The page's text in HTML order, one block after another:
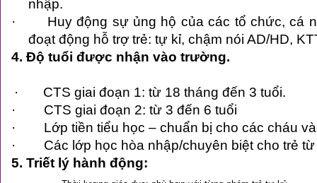
nhập.
·
Huy động sự ủng hộ của các tổ chức, cá
đoạt động hỗ trợ trẻ: tự kỉ, chậm nói AD/HD,
4. Độ tuổi được nhận vào trường.
·
CTS giai đoạn 1: từ 18 tháng đến 3 tuổi.
·
CTS giai đoạn 2: từ 3 đến 6 tuổi
·
Lớp tiền tiểu học – chuẩn bị cho các cháu
·
Các lớp học hòa nhập/chuyên biệt cho trẻ
5. Triết lý hành động: